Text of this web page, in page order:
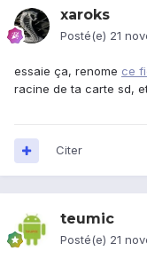
xaroks
Posté(e) 21
essaie ça, renome ce
racine de ta carte sd,
Citer
teumic
Posté(e) 21